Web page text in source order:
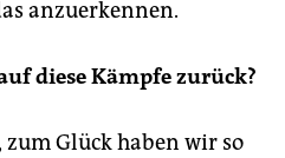
anzuerkennen.
diese Kämpfe zurück?
Glück haben wir so